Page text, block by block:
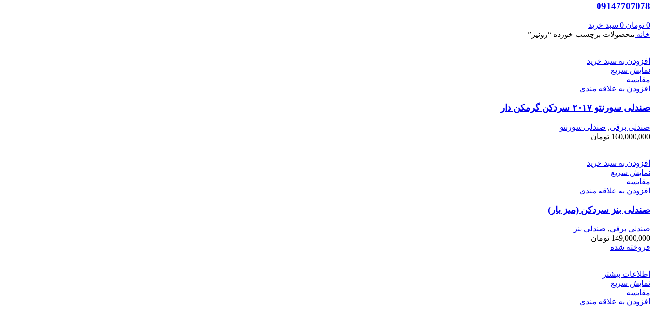
09147707078
0 تومان 0 سبد خرید
خانه محصولات برچسب خورده “رونیز”
افزودن به سبد خرید
نمایش سریع
مقايسه
افزودن به علاقه مندی
صندلی سورنتو ۲۰۱۷ سردکن گرمکن دار
صندلی برقی, صندلی سورنتو
160,000,000 تومان
افزودن به سبد خرید
نمایش سریع
مقايسه
افزودن به علاقه مندی
صندلی بنز سردکن (میز بار)
صندلی برقی, صندلی بنز
149,000,000 تومان
فروخته شده
اطلاعات بیشتر
نمایش سریع
مقايسه
افزودن به علاقه مندی